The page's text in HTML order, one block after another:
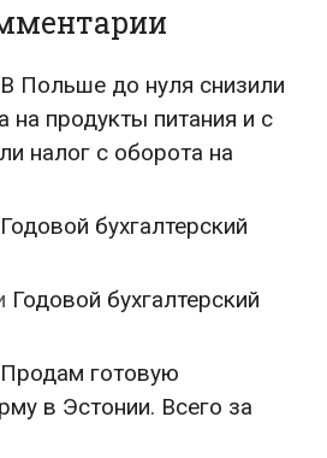
В Польше до нуля снизили
на продукты питания и с
налог с оборота на
Годовой бухгалтерский
Годовой бухгалтерский
Продам готовую
в Эстонии. Всего за